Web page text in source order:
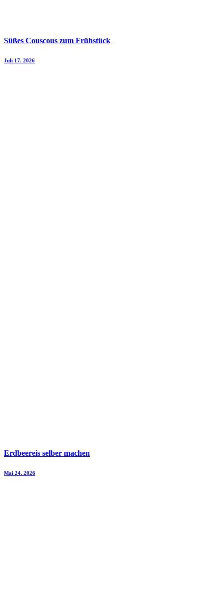
Süßes Couscous zum Frühstück
Juli 17. 2026
Erdbeereis selber machen
Mai 24. 2026